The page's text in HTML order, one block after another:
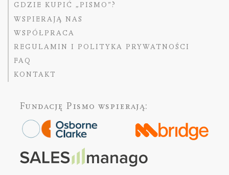
GDZIE KUPIĆ „PISMO”?
WSPIERAJĄ NAS
WSPÓŁPRACA
REGULAMIN I POLITYKA PRYWATNOŚCI
FAQ
KONTAKT
Fundację Pismo wspierają: